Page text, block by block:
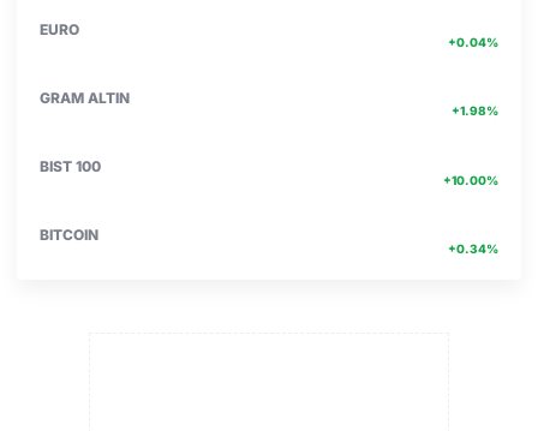
EURO
+0.04%
GRAM ALTIN
+1.98%
BIST 100
+10.00%
BITCOIN
+0.34%